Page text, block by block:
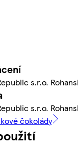
s.r.o.
s.r.o.
čokolády